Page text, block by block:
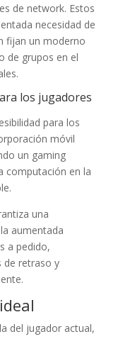
de network. Estos
necesidad de
fijan un moderno
de grupos en el
los jugadores
para los
móvil
un gaming
computación en la
una
aumentada
a pedido,
de retraso y
del jugador actual,